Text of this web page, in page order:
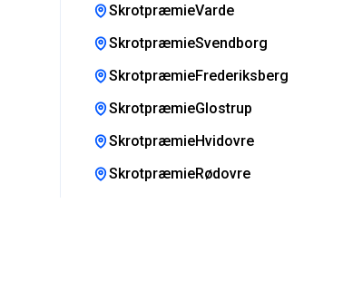
SkrotpræmieVarde
SkrotpræmieSvendborg
SkrotpræmieFrederiksberg
SkrotpræmieGlostrup
SkrotpræmieHvidovre
SkrotpræmieRødovre